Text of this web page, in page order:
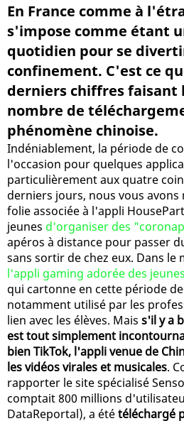
En France comme à
s'impose comme étant
quotidien pour se
confinement. C'est ce
derniers chiffres faisant
nombre de
phénomène chinoise.
Indéniablement, la période de
l'occasion pour quelques
particulièrement aux quatre
derniers jours, nous vous
folie associée à l'appli
jeunes d'organiser des
apéros à distance pour passer
sans sortir de chez eux. Dans le
l'appli gaming adorée des jeunes
qui cartonne en cette période
notamment utilisé par les
lien avec les élèves. Mais s'il y a
est tout simplement
bien TikTok, l'appli venue de
les vidéos virales et musicales.
rapporter le site spécialisé
comptait 800 millions
DataReportal), a ététéléchargé